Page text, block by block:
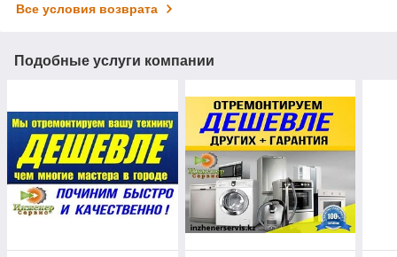
Все условия возврата
Подобные услуги компании